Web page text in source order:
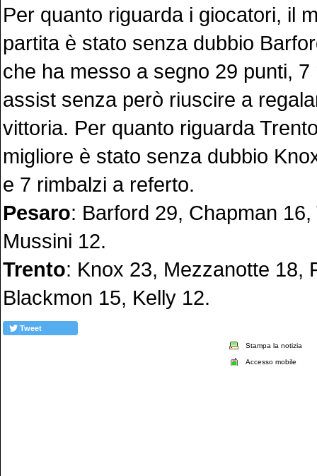
Per quanto riguarda i giocatori, il
partita è stato senza dubbio
che ha messo a segno 29 punti, 7
assist senza però riuscire a
vittoria. Per quanto riguarda
migliore è stato senza dubbio
e 7 rimbalzi a referto.
Pesaro: Barford 29, Chapman
Mussini 12.
Trento: Knox 23, Mezzanotte 18,
Blackmon 15, Kelly 12.
Tweet
Stampa la notizia
Accesso mobile